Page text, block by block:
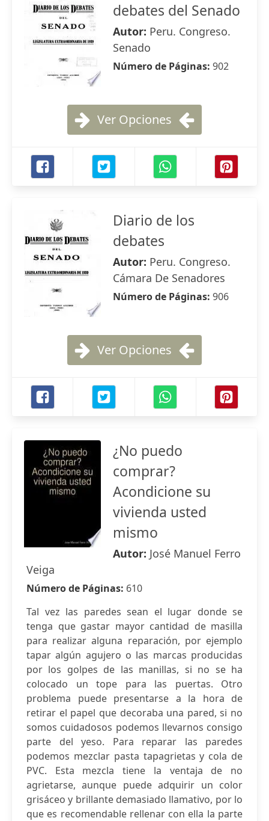
debates del Senado
Autor: Peru. Congreso.
Senado
Número de Páginas: 902
Ver Opciones
Diario de los
debates
Autor: Peru. Congreso.
Cámara De Senadores
Número de Páginas: 906
Ver Opciones
¿No puedo
comprar?
Acondicione su
vivienda usted
mismo
Autor: José Manuel Ferro
Veiga
Número de Páginas: 610
Tal vez las paredes sean el lugar donde se
tenga que gastar mayor cantidad de masilla
para realizar alguna reparación, por ejemplo
tapar algún agujero o las marcas producidas
por los golpes de las manillas, si no se ha
colocado un tope para las puertas. Otro
problema puede presentarse a la hora de
retirar el papel que decoraba una pared, si no
somos cuidadosos podemos llevarnos consigo
parte del yeso. Para reparar las paredes
podemos mezclar pasta tapagrietas y cola de
PVC. Esta mezcla tiene la ventaja de no
agrietarse, aunque puede adquirir un color
grisáceo y brillante demasiado llamativo, por lo
que es recomendable rellenar con ella la parte